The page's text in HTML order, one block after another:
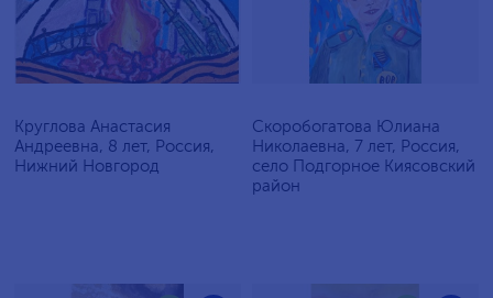
Круглова Анастасия
Андреевна, 8 лет, Россия,
Нижний Новгород
Скоробогатова Юлиана
Николаевна, 7 лет, Россия,
село Подгорное Киясовский
район